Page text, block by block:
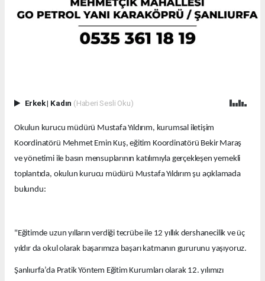
Erkek| Kadın (Haberi Sesli Oku)
Okulun kurucu müdürü Mustafa Yıldırım, kurumsal iletişim
Koordinatörü Mehmet Emin Kuş, eğitim Koordinatörü Bekir Maraş
ve yönetimi ile basın mensuplarının katılımıyla gerçekleşen yemekli
toplantıda, okulun kurucu müdürü Mustafa Yıldırım şu açıklamada
bulundu:
"Eğitimde uzun yılların verdiği tecrübe ile 12 yıllık dershanecilik ve üç
yıldır da okul olarak başarımıza başarı katmanın gururunu yaşıyoruz.
Şanlıurfa’da Pratik Yöntem Eğitim Kurumları olarak 12. yılımızı